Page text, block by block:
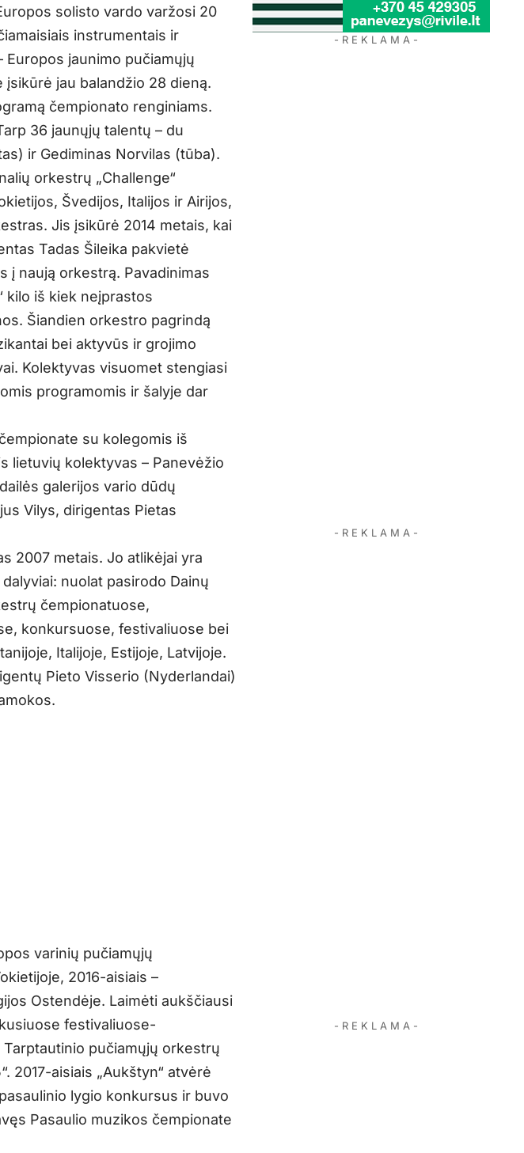
solisto vardo varžosi 20
instrumentais ir
Europos jaunimo pučiamųjų
jau balandžio 28 dieną.
čempionato renginiams.
36 jaunųjų talentų – du
ir Gediminas Norvilas (tūba).
orkestrų „Challenge“
Švedijos, Italijos ir Airijos,
Jis įsikūrė 2014 metais, kai
Tadas Šileika pakvietė
į naują orkestrą. Pavadinimas
kilo iš kiek neįprastos
Šiandien orkestro pagrindą
bei aktyvūs ir grojimo
Kolektyvas visuomet stengiasi
programomis ir šalyje dar
su kolegomis iš
lietuvių kolektyvas – Panevėžio
galerijos vario dūdų
Vilys, dirigentas Pietas
2007 metais. Jo atlikėjai yra
nuolat pasirodo Dainų
čempionatuose,
konkursuose, festivaliuose bei
Italijoje, Estijoje, Latvijoje.
Pieto Visserio (Nyderlandai)
varinių pučiamųjų
2016-aisiais –
Ostendėje. Laimėti aukščiausi
festivaliuose-
Tarptautinio pučiamųjų orkestrų
2017-aisiais „Aukštyn“ atvėrė
lygio konkursus ir buvo
Pasaulio muzikos čempionate
- R E K L A M A -
- R E K L A M A -
- R E K L A M A -